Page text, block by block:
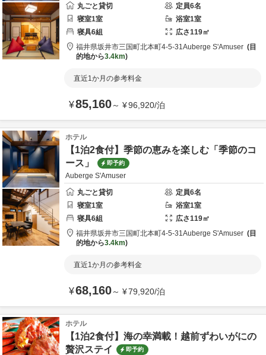
丸ごと貸切
定員6名
寝室1室 浴室1室
寝具6組 広さ119㎡
福井県坂井市三国町北本町4-5-31Auberge S'Amuser
目
的地から3.4km
直近1か月の参考料金
¥85,160～ ¥96,920/泊
ホテル
【1泊2食付】季節の恵みを楽しむ「季節のコ
ース」
即予約
Auberge S'Amuser
丸ごと貸切
定員6名
寝室1室 浴室1室
寝具6組 広さ119㎡
福井県坂井市三国町北本町4-5-31Auberge S'Amuser
目
的地から3.4km
直近1か月の参考料金
¥68,160～ ¥79,920/泊
ホテル
【1泊2食付】海の幸満載！越前ずわいがにの
贅沢ステイ
即予約